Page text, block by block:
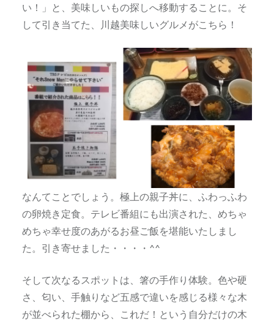
い！」と、美味しいもの探しへ移動することに。そ
して引き当てた、川越美味しいグルメがこちら！
なんてことでしょう。極上の親子丼に、ふわっふわ
の卵焼き定食。テレビ番組にも出演された、めちゃ
めちゃ幸せ度のあがるお昼ご飯を堪能いたしまし
た。引き寄せました・・・・^^
そして次なるスポットは、箸の手作り体験。色や硬
さ、匂い、手触りなど五感で違いを感じる様々な木
が並べられた棚から、これだ！という自分だけの木